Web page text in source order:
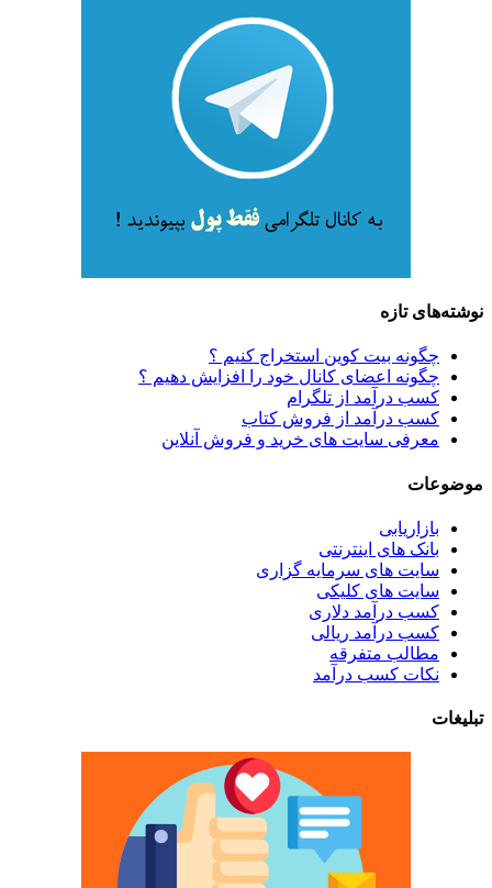
نوشته‌های تازه
چگونه بیت کوین استخراج کنیم ؟
چگونه اعضای کانال خود را افزایش دهیم ؟
کسب درآمد از تلگرام
کسب درآمد از فروش کتاب
معرفی سایت های خرید و فروش آنلاین
موضوعات
بازاریابی
بانک های اینترنتی
سایت های سرمایه گزاری
سایت های کلیکی
کسب درآمد دلاری
کسب درآمد ریالی
مطالب متفرقه
نکات کسب درآمد
تبلیغات